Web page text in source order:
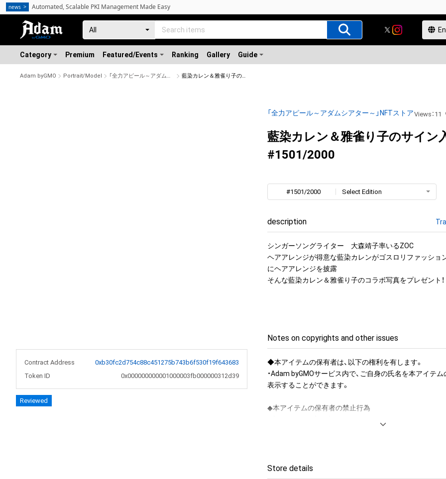
Category Premium Featured/Events Ranking Gallery Guide
Adam byGMO Portrait/Model 「全力アピール～アダムシアター～」NFTストア 藍染カレン＆雅雀り子のサイン入り写真
Contract Address
0xb30fc2d754c88c451275b743b6f530f19f643683
Token ID
0x000000000001000003fb000000312d39
Reviewed
「全力アピール～アダムシアター～」NFTストアViews ： 11
藍染カレン＆雅雀り子のサイン
#1501/2000
#1501/2000 Select Edition
description
シンガーソングライター　大森靖子率いるZOC
ヘアアレンジが得意な藍染カレンがゴスロリファッショ
にヘアアレンジを披露
Notes on copyrights and other issues
◆本アイテムの保有者は、以下の権利を有します。
・Adam byGMOサービス内で、ご自身の氏名を本アイテ
表示することができます。
◆本アイテムの保有者の禁止行為
◆本アイテムに関する注意事項
Store details
news Automated, Scalable PKI Management Made Easy